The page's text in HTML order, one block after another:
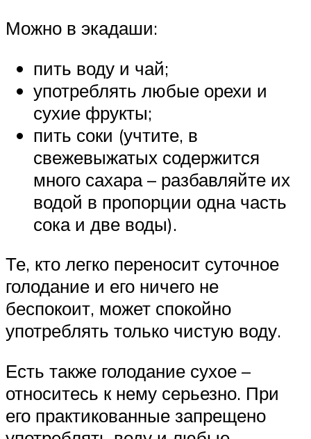
Можно в экадаши:
пить воду и чай;
употреблять любые орехи и
сухие фрукты;
пить соки (учтите, в
свежевыжатых содержится
много сахара – разбавляйте их
водой в пропорции одна часть
сока и две воды).
Те, кто легко переносит суточное
голодание и его ничего не
беспокоит, может спокойно
употреблять только чистую воду.
Есть также голодание сухое –
относитесь к нему серьезно. При
его практикованные запрещено